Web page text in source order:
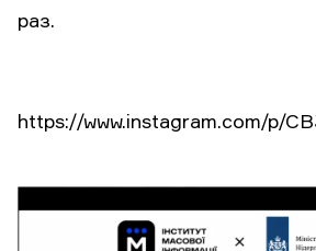
раз.
https://www.instagram.com/p/